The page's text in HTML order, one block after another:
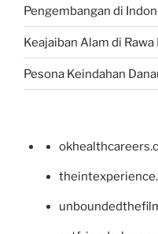
Pengembangan di
Keajaiban Alam di
Pesona Keindahan